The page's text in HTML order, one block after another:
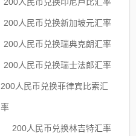
200人民币兑换新加坡元汇率
200人民币兑换瑞典克朗汇率
200人民币兑换瑞士法郎汇率
200人民币兑换菲律宾比索汇
率
200人民币兑换林吉特汇率